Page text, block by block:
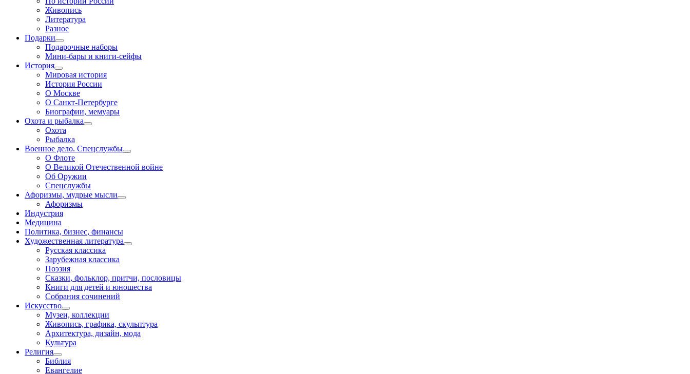
Живопись
Литература
Разное
Подарки
Подарочные наборы
Мини-бары и книги-сейфы
История
Мировая история
История России
О Москве
О Санкт-Петербурге
Биографии, мемуары
Охота и рыбалка
Охота
Рыбалка
Военное дело. Спецслужбы
О Флоте
О Великой Отечественной войне
Об Оружии
Спецслужбы
Афоризмы, мудрые мысли
Афоризмы
Индустрия
Медицина
Политика, бизнес, финансы
Художественная литература
Русская классика
Зарубежная классика
Поэзия
Сказки, фольклор, притчи, пословицы
Книги для детей и юношества
Собрания сочинений
Искусство
Музеи, коллекции
Живопись, графика, скульптура
Архитектура, дизайн, мода
Культура
Религия
Библия
Евангелие